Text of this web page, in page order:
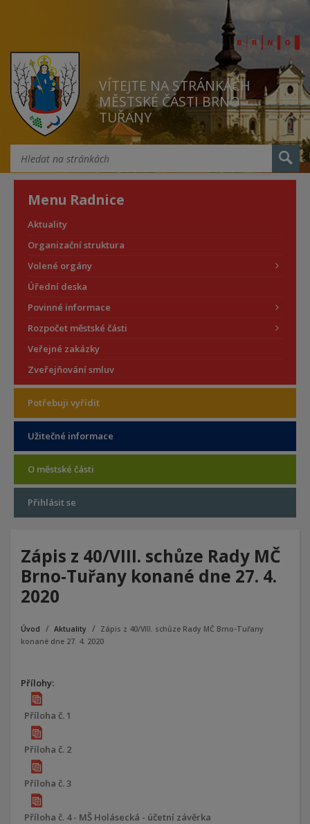
VÍTEJTE NA STRÁNKÁCH
MĚSTSKÉ ČÁSTI BRNO
TUŘANY
Menu Radnice
Aktuality
Organizační struktura
Volené orgány
Úřední deska
Povinné informace
Rozpočet městské části
Veřejné zakázky
Zveřejňování smluv
Potřebuji vyřídit
Užitečné informace
O městské části
Přihlásit se
Zápis z 40/VIII. schůze Rady MČ
Brno-Tuřany konané dne 27. 4.
2020
Úvod Aktuality
Zápis z 40/VIII. schůze Rady MČ Brno-Tuřany
konané dne 27. 4. 2020
Přílohy:
Příloha č. 1
Příloha č. 2
Příloha č. 3
Příloha č. 4 - MŠ Holásecká - účetní závěrka